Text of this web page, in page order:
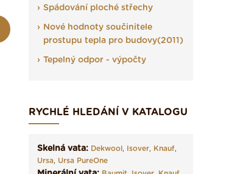
Spádování ploché střechy
Nové hodnoty součinitele
prostupu tepla pro budovy(2011)
Tepelný odpor - výpočty
RYCHLÉ HLEDÁNÍ V KATALOGU
Skelná vata: Dekwool, Isover, Knauf,
Ursa, Ursa PureOne